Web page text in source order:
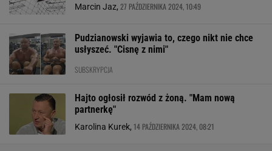
Marcin Jaz, 27 PAŹDZIERNIKA 2024, 10:49
Pudzianowski wyjawia to, czego nikt nie chce
usłyszeć. "Cisnę z nimi"
SUBSKRYPCJA
Hajto ogłosił rozwód z żoną. "Mam nową
partnerkę"
Karolina Kurek, 14 PAŹDZIERNIKA 2024, 08:21